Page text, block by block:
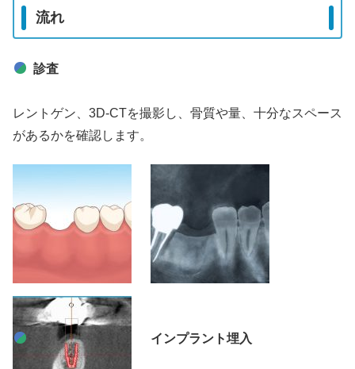
流れ
診査
レントゲン、3D-CTを撮影し、骨質や量、十分なスペース
があるかを確認します。
インプラント埋入